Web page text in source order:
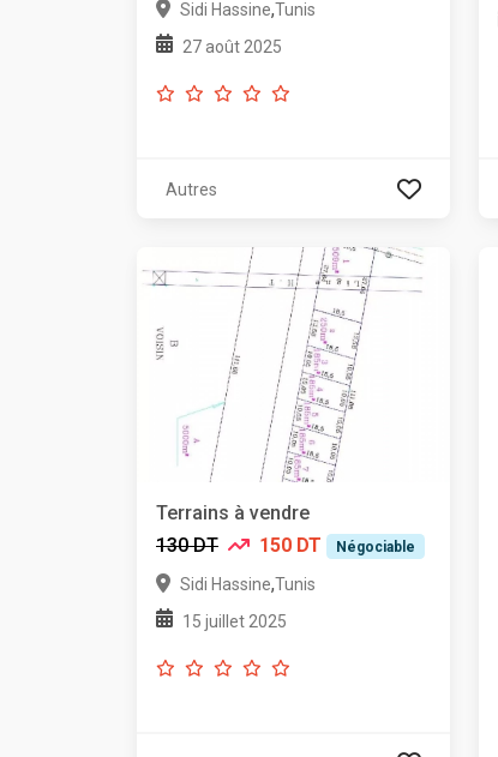
Sidi Hassine,Tunis
27 août 2025
Autres
Terrains à vendre
130 DT
150 DT Négociable
Sidi Hassine,Tunis
15 juillet 2025